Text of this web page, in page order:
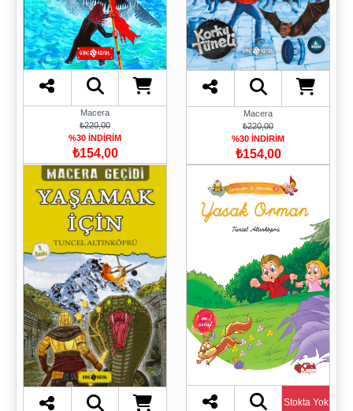
Macera
₺220,00
%30 İNDİRİM
₺154,00
Macera
₺220,00
%30 İNDİRİM
₺154,00
Stokta Yok